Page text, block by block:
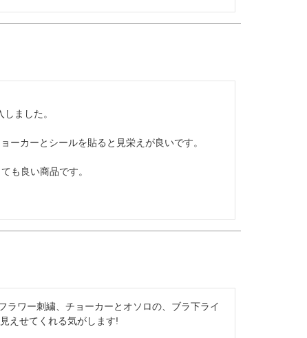
ました。
ーカーとシールを貼ると見栄えが良いです。
も良い商品です。
ワー刺繍、チョーカーとオソロの、ブラ下ライ
えせてくれる気がします!